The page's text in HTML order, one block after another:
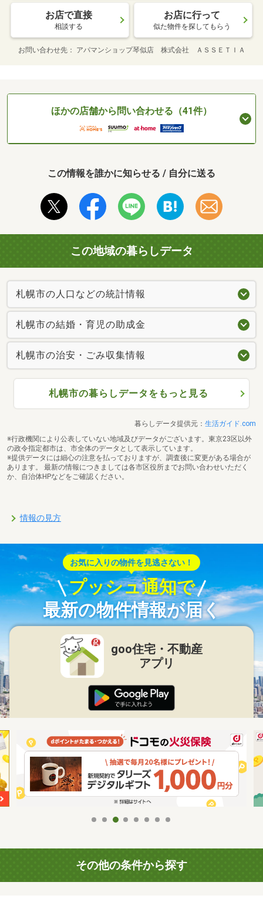
お店で直接
相談する
お店に行って
似た物件を探してもらう
お問い合わせ先 アパマンショップ琴似店 株式会社 ＡＳＳＥＴＩＡ
ほかの店舗から問い合わせる（41件）
この情報を誰かに知らせる / 自分に送る
この地域の暮らしデータ
札幌市の人口などの統計情報
札幌市の結婚・育児の助成金
札幌市の治安・ごみ収集情報
札幌市の暮らしデータをもっと見る
暮らしデータ提供元： 生活ガイド.com
※行政機関により公表していない地域及びデータがございます。東京23区以外
の政令指定都市は、市全体のデータとして表示しています。
※提供データには細心の注意を払っておりますが、調査後に変更がある場合が
あります。 最新の情報につきましては各市区役所までお問い合わせいただく
か、自治体HPなどをご確認ください。
情報の見方
お気に入りの物件を見逃さない！
プッシュ通知で
最新の物件情報が届く
goo住宅・不動産
アプリ
その他の条件から探す